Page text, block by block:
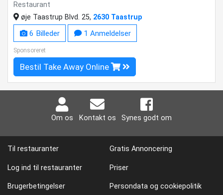
Restaurant
øje Taastrup Blvd. 25, 2630 Taastrup
6 Billeder 1 Anmeldelser
Sponsoreret
Bestil Take Away Online
Om os Kontakt os Synes godt om
Til restauranter Gratis Annoncering
Log ind til restauranter Priser
Brugerbetingelser Persondata og cookiepolitik